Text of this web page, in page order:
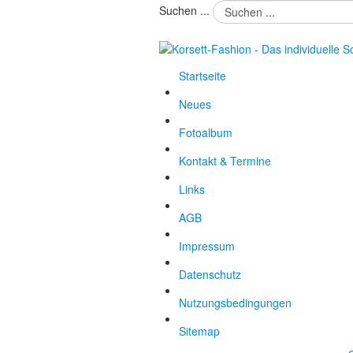
Suchen ...
Startseite
Neues
Fotoalbum
Kontakt & Termine
Links
AGB
Impressum
Datenschutz
Nutzungsbedingungen
Sitemap